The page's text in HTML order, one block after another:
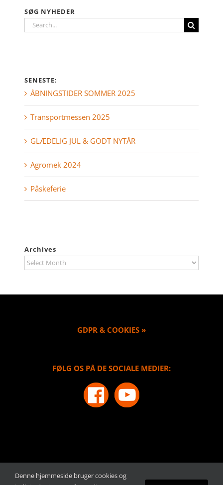
SØG NYHEDER
Search
SENESTE:
ÅBNINGSTIDER SOMMER 2025
Transportmessen 2025
GLÆDELIG JUL & GODT NYTÅR
Agromek 2024
Påskeferie
Archives
Archives
GDPR & COOKIES »
FØLG OS PÅ DE SOCIALE MEDIER:
Denne hjemmeside bruger cookies og